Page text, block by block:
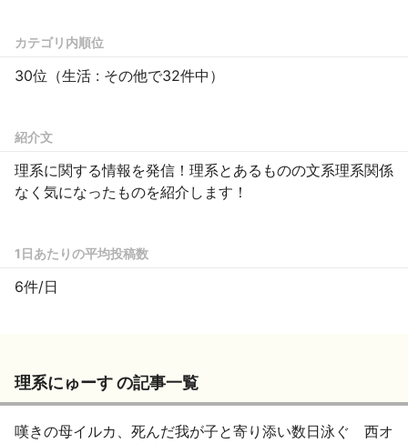
カテゴリ内順位
30位（生活 : その他で32件中）
紹介文
理系に関する情報を発信！理系とあるものの文系理系関係
なく気になったものを紹介します！
1日あたりの平均投稿数
6件/日
理系にゅーす の記事一覧
嘆きの母イルカ、死んだ我が子と寄り添い数日泳ぐ 西オ